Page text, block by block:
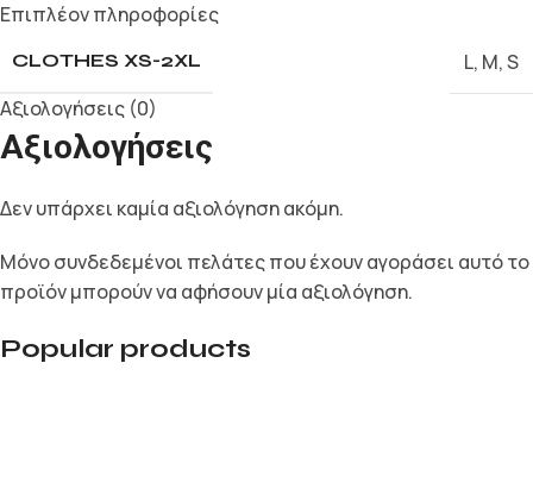
Επιπλέον πληροφορίες
CLOTHES XS-2XL L, M,S
Αξιολογήσεις (0)
Αξιολογήσεις
Δεν υπάρχει καμία αξιολόγηση ακόμη.
Μόνο συνδεδεμένοι πελάτες που έχουν αγοράσει αυτό το
προϊόν μπορούν να αφήσουν μία αξιολόγηση.
Popular products